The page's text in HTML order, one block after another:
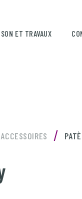
ET TRAVAUX
/